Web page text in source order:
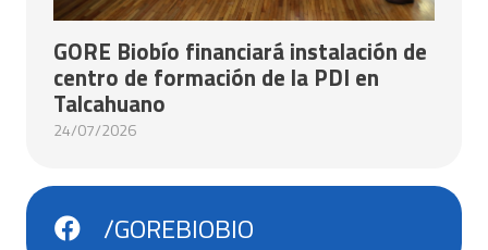
GORE Biobío financiará instalación de
centro de formación de la PDI en
Talcahuano
24/07/2026
/GOREBIOBIO